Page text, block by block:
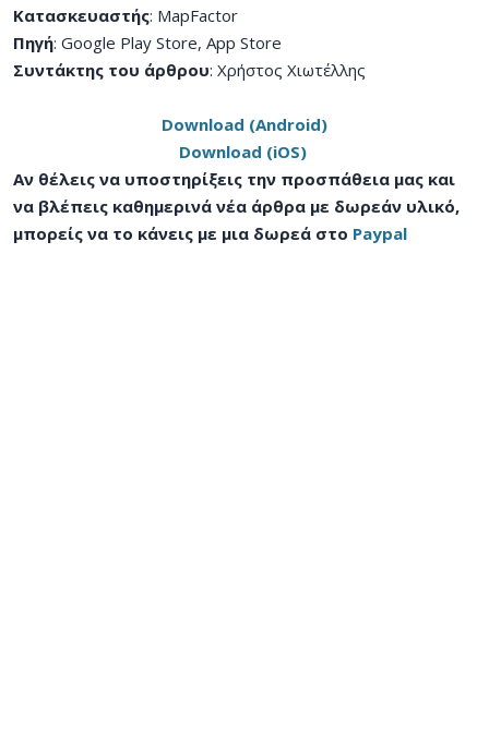
Κατασκευαστής: MapFactor
Πηγή: Google Play Store, App Store
Συντάκτης του άρθρου: Χρήστος Χιωτέλλης
Download (Android)
Download (iOS)
Αν θέλεις να υποστηρίξεις την προσπάθεια μας και
να βλέπεις καθημερινά νέα άρθρα με δωρεάν υλικό,
μπορείς να το κάνεις με μια δωρεά στο Paypal